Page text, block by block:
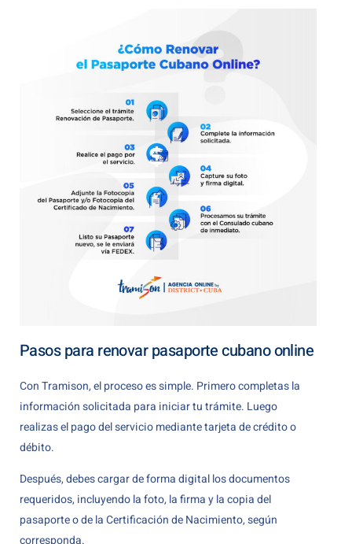
Pasos para renovar pasaporte cubano online
Con Tramison, el proceso es simple. Primero completas la
información solicitada para iniciar tu trámite. Luego
realizas el pago del servicio mediante tarjeta de crédito o
débito.
Después, debes cargar de forma digital los documentos
requeridos, incluyendo la foto, la firma y la copia del
pasaporte o de la Certificación de Nacimiento, según
corresponda.